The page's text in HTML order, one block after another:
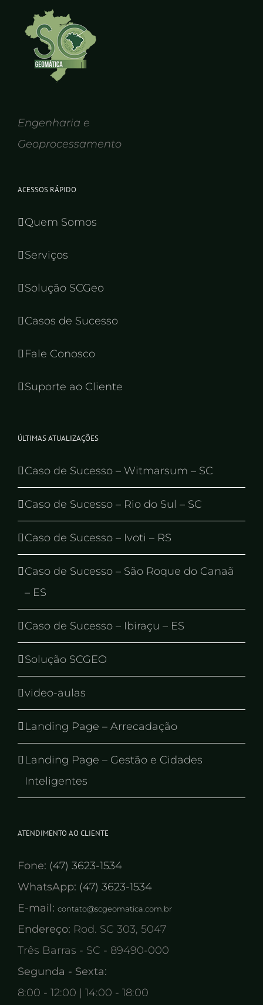
Engenharia e
Geoprocessamento
ACESSOS RÁPIDO
Quem Somos
Serviços
Solução SCGeo
Casos de Sucesso
Fale Conosco
Suporte ao Cliente
ÚLTIMAS ATUALIZAÇÕES
Caso de Sucesso – Witmarsum – SC
Caso de Sucesso – Rio do Sul – SC
Caso de Sucesso – Ivoti – RS
Caso de Sucesso – São Roque do Canaã
– ES
Caso de Sucesso – Ibiraçu – ES
Solução SCGEO
video-aulas
Landing Page – Arrecadação
Landing Page – Gestão e Cidades
Inteligentes
ATENDIMENTO AO CLIENTE
Fone: (47) 3623-1534
WhatsApp: (47) 3623-1534
E-mail: contato@scgeomatica.com.br
Endereço: Rod. SC 303, 5047
Três Barras - SC - 89490-000
Segunda - Sexta:
8:00 - 12:00 | 14:00 - 18:00